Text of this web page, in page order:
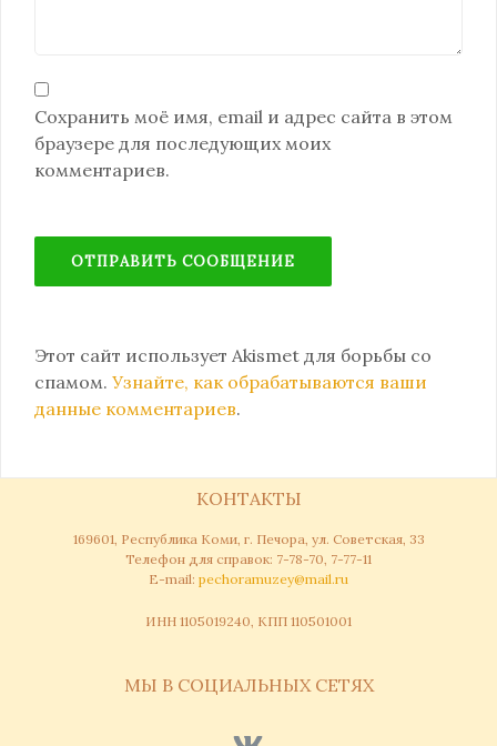
Сохранить моё имя, email и адрес сайта в этом
браузере для последующих моих
комментариев.
Этот сайт использует Akismet для борьбы со
спамом. Узнайте, как обрабатываются ваши
данные комментариев.
КОНТАКТЫ
169601, Республика Коми, г. Печора, ул. Советская, 33
Телефон для справок: 7-78-70, 7-77-11
Е-mail: pechoramuzey@mail.ru
ИНН 1105019240, КПП 110501001
МЫ В СОЦИАЛЬНЫХ СЕТЯХ